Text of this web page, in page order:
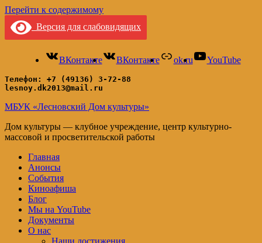
Перейти к содержимому
Версия для слабовидящих
ВКонтакте ВКонтакте ok.ru YouTube
Телефон: +7 (49136) 3-72-88
lesnoy.dk2013@mail.ru
МБУК «Лесновский Дом культуры»
Дом культуры — клубное учреждение, центр культурно-
массовой и просветительской работы
Главная
Анонсы
События
Киноафиша
Блог
Мы на YouTube
Документы
О нас
Наши достижения